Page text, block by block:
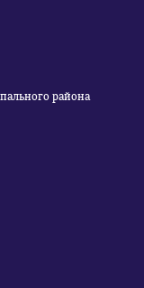
района